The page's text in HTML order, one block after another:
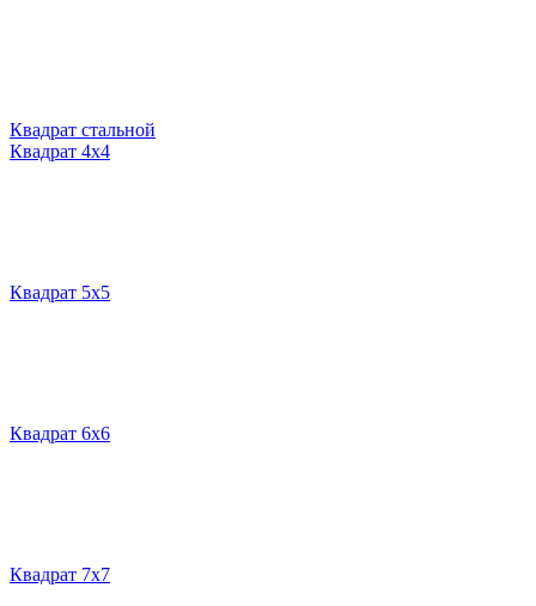
Квадрат стальной
Квадрат 4х4
Квадрат 5х5
Квадрат 6х6
Квадрат 7х7